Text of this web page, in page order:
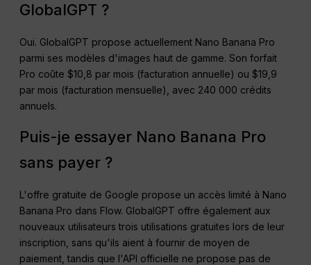
GlobalGPT ?
Oui. GlobalGPT propose actuellement Nano Banana Pro
parmi ses modèles d'images haut de gamme. Son forfait
Pro coûte $10,8 par mois (facturation annuelle) ou $19,9
par mois (facturation mensuelle), avec 240 000 crédits
annuels.
Puis-je essayer Nano Banana Pro
sans payer ?
L'offre gratuite de Google propose un accès limité à Nano
Banana Pro dans Flow. GlobalGPT offre également aux
nouveaux utilisateurs trois utilisations gratuites lors de leur
inscription, sans qu'ils aient à fournir de moyen de
paiement, tandis que l'API officielle ne propose pas de